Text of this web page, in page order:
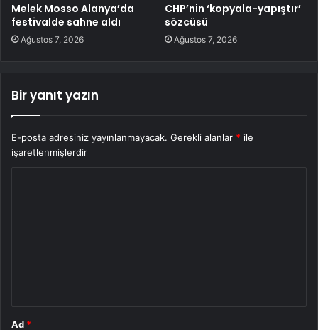
Melek Mosso Alanya’da
festivalde sahne aldı
Ağustos 7, 2026
CHP’nin ‘kopyala-yapıştır’
sözcüsü
Ağustos 7, 2026
Bir yanıt yazın
E-posta adresiniz yayınlanmayacak. Gerekli alanlar * ile
işaretlenmişlerdir
Ad *